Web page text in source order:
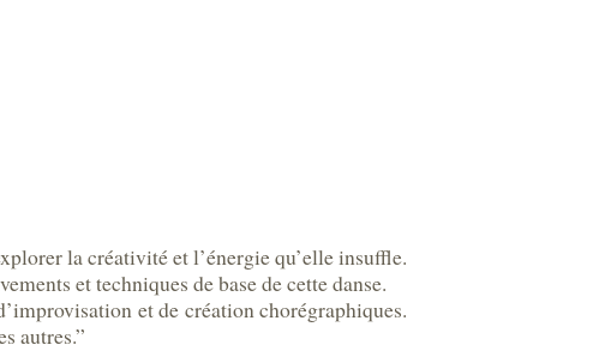
la créativité et l’énergie qu’elle insuffle.
et techniques de base de cette danse.
et de création chorégraphiques.
autres.”